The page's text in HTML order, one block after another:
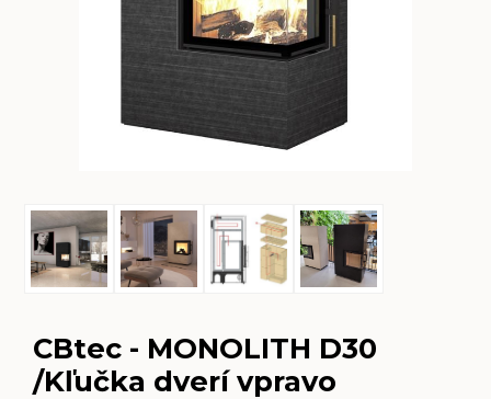
CBtec - MONOLITH D30
/Kľučka dverí vpravo